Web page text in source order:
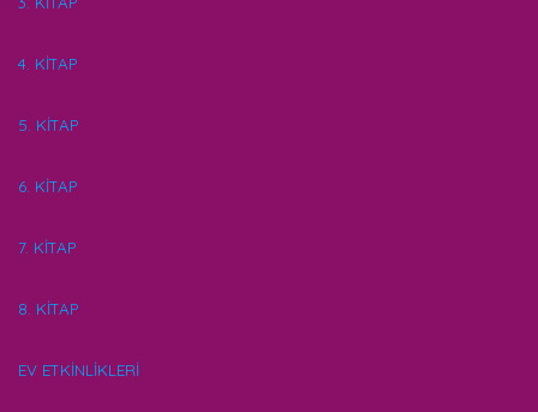
4. KİTAP
5. KİTAP
6. KİTAP
7. KİTAP
8. KİTAP
EV ETKİNLİKLERİ